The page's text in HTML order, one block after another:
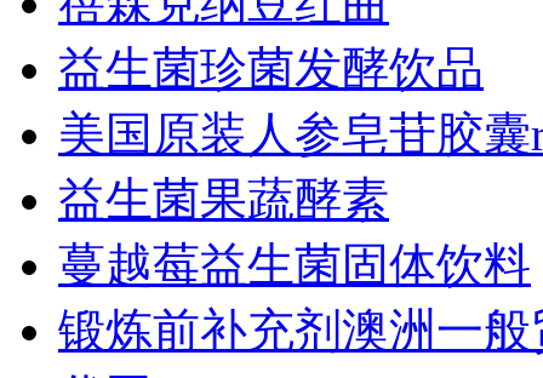
益生菌珍菌发酵饮品
美国原装人参皂苷胶
益生菌果蔬酵素
蔓越莓益生菌固体饮料
锻炼前补充剂澳洲一